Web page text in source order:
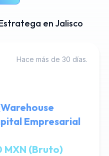
en Jalisco
Hace más de 30 días.
Empresarial
MXN (Bruto)